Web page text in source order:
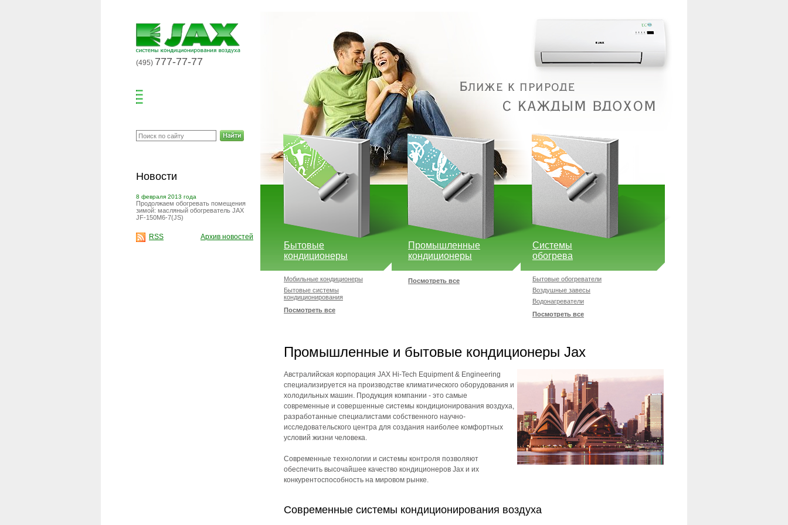
(495) 777-77-77
Новости
8 февраля 2013 года
Продолжаем обогревать помещения
зимой: масляный обогреватель JAX
JF-150M6-7(JS)
RSS Архив новостей
Бытовые
кондиционеры
Промышленные
кондиционеры
Системы
обогрева
Мобильные кондиционеры
Бытовые системы
кондиционирования
Посмотреть все
Посмотреть все
Бытовые обогреватели
Воздушные завесы
Водонагреватели
Посмотреть все
Промышленные и бытовые кондиционеры Jax
Австралийская корпорация JAX Hi-Tech Equipment & Engineering
специализируется на производстве климатического оборудования и
холодильных машин. Продукция компании - это самые
современные и совершенные системы кондиционирования воздуха,
разработанные специалистами собственного научно-
исследовательского центра для создания наиболее комфортных
условий жизни человека.
Современные технологии и системы контроля позволяют
обеспечить высочайшее качество кондиционеров Jax и их
конкурентоспособность на мировом рынке.
Современные системы кондиционирования воздуха